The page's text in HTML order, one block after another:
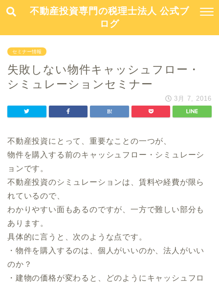
不動産投資専門の税理士法人 公式ブ
ログ
セミナー情報
失敗しない物件キャッシュフロー・
シミュレーションセミナー
3月 7, 2016
不動産投資にとって、重要なことの一つが、
物件を購入する前のキャッシュフロー・シミュレーシ
ョンです。
不動産投資のシミュレーションは、賃料や経費が限ら
れているので、
わかりやすい面もあるのですが、一方で難しい部分も
あります。
具体的に言うと、次のような点です。
・物件を購入するのは、個人がいいのか、法人がいい
のか？
・建物の価格が変わると、どのようにキャッシュフロ